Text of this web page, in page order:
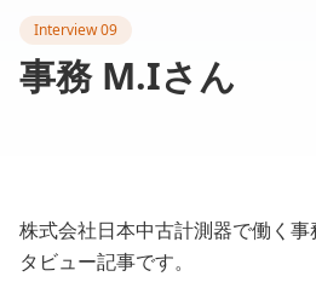
Interview 09
事務 M.Iさん
株式会社日本中古計測器で働く
タビュー記事です。